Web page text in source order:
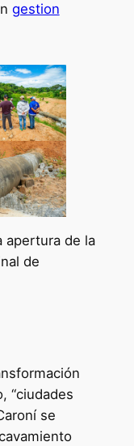
gestion
apertura de la
de
“ciudades
se